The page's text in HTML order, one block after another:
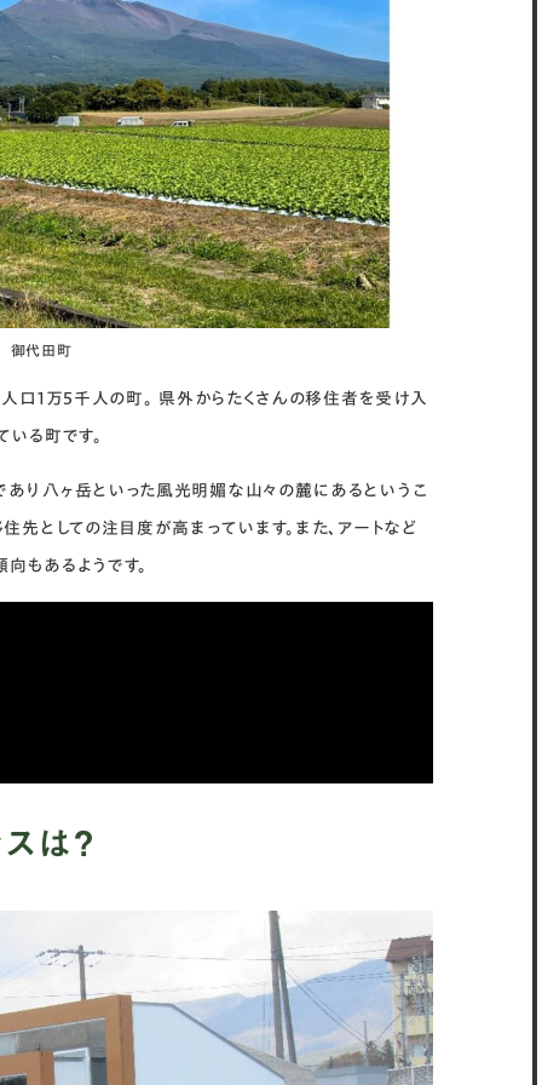
御代田町
口1万5千人の町。 県外からたくさんの移住者を受け入
る町です。
り八ヶ岳といった風光明媚な山々の麓にあるというこ
先としての注目度が高まっています。また、アートなど
もあるようです。
は？